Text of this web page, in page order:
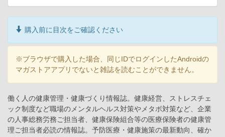
購入前に目次をご確認ください
※ブラウザで購入した場合、同じIDでログインしたAndroidの
マガストアアプリでないと雑誌を読むことができません。
働く人の健康管理・健康づくり情報誌。健康経営、ストレスチェ
ック制度など職場のメンタルヘルス対策やメタボ対策など、企業
の人事総務労務ご担当者、健康保険組合等の医療保険者の健康管
理ご担当者必読の情報誌。予防医療・健康施策の最新動向、確か